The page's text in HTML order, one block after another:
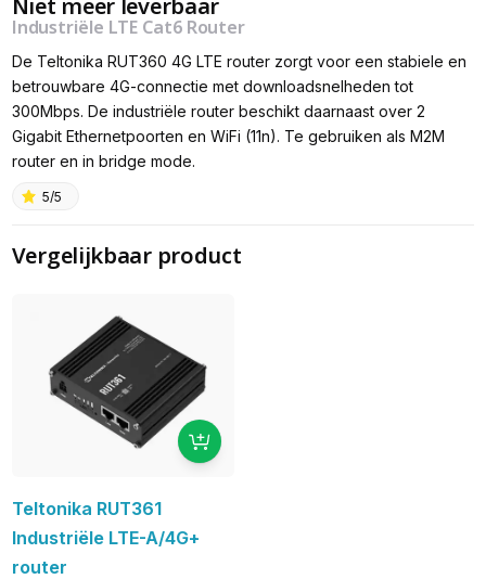
Industriële LTE Cat6 Router
De Teltonika RUT360 4G LTE router zorgt voor een stabiele en
betrouwbare 4G-connectie met downloadsnelheden tot
300Mbps. De industriële router beschikt daarnaast over 2
Gigabit Ethernetpoorten en WiFi (11n). Te gebruiken als M2M
router en in bridge mode.
5/5
Vergelijkbaar product
Teltonika RUT361
Industriële LTE-A/4G+
router